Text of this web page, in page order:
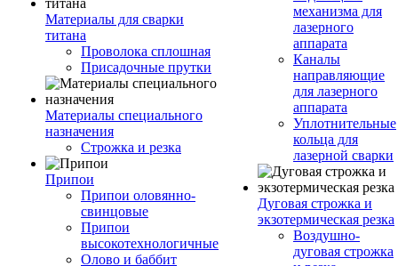
Материалы для сварки
титана
Проволока сплошная
Присадочные прутки
Материалы специального
назначения
Строжка и резка
Припои
Припои оловянно-
свинцовые
Припои
высокотехнологичные
Олово и баббит
механизма для
лазерного
аппарата
Каналы
направляющие
для лазерного
аппарата
Уплотнительные
кольца для
лазерной сварки
Дуговая строжка и
экзотермическая резка
Воздушно-
дуговая строжка